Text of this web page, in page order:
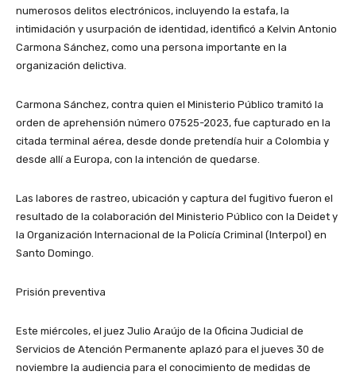
numerosos delitos electrónicos, incluyendo la estafa, la
intimidación y usurpación de identidad, identificó a Kelvin Antonio
Carmona Sánchez, como una persona importante en la
organización delictiva.
Carmona Sánchez, contra quien el Ministerio Público tramitó la
orden de aprehensión número 07525-2023, fue capturado en la
citada terminal aérea, desde donde pretendía huir a Colombia y
desde allí a Europa, con la intención de quedarse.
Las labores de rastreo, ubicación y captura del fugitivo fueron el
resultado de la colaboración del Ministerio Público con la Deidet y
la Organización Internacional de la Policía Criminal (Interpol) en
Santo Domingo.
Prisión preventiva
Este miércoles, el juez Julio Araújo de la Oficina Judicial de
Servicios de Atención Permanente aplazó para el jueves 30 de
noviembre la audiencia para el conocimiento de medidas de